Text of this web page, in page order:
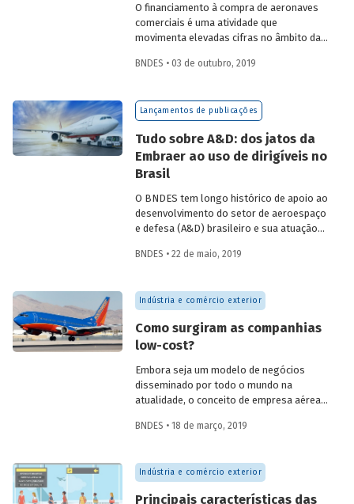
O financiamento à compra de aeronaves
comerciais é uma atividade que
movimenta elevadas cifras no âmbito das
entregues 1.640 aeronaves novas no
fabricantes com um total de US$ 113.458
milhões em vendas. Confira no TD 145 o
Banco no acompanhamento da carteira
aeronáutica, descrevendo e
contextualizando suas motivações e sua
apoio ao setor de aviação.
BNDES • 03 de outubro, 2019
Lançamentos de publicações
Tudo sobre A&D: dos jatos da
Embraer ao uso de dirigíveis no
Brasil
O BNDES tem longo histórico de apoio ao
desenvolvimento do setor de aeroespaço
e defesa (A&D) brasileiro e sua atuação
produção regular de análises a respeito
acesso a esse conhecimento, parte
desses artigos foi reunida agora em uma
BNDES • 22 de maio, 2019
Indústria e comércio exterior
Como surgiram as companhias
low-cost?
Embora seja um modelo de negócios
disseminado por todo o mundo na
atualidade, o conceito de empresa aérea
empresas chamadas decharter
berço desse modelo de negócios foi a
Europa da década de 1960, quando as
charteiras – operadoras de transporte
BNDES • 18 de março, 2019
Indústria e comércio exterior
Principais características das